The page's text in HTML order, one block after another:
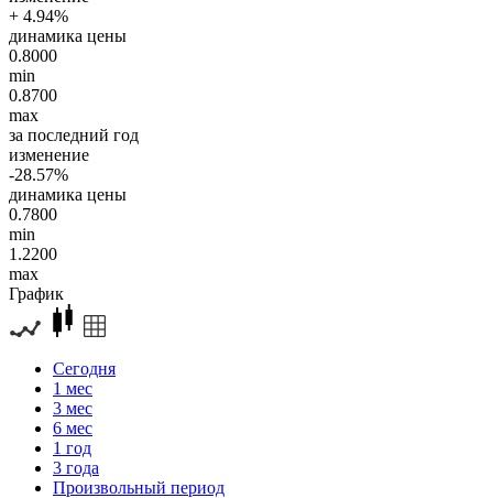
+ 4.94%
динамика цены
0.8000
min
0.8700
max
за последний год
изменение
-28.57%
динамика цены
0.7800
min
1.2200
max
График
Сегодня
1 мес
3 мес
6 мес
1 год
3 года
Произвольный период